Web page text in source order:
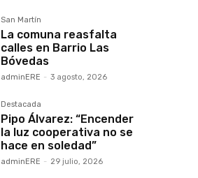
San Martín
La comuna reasfalta
calles en Barrio Las
Bóvedas
adminERE - 3 agosto, 2026
Destacada
Pipo Álvarez: “Encender
la luz cooperativa no se
hace en soledad”
adminERE - 29 julio, 2026